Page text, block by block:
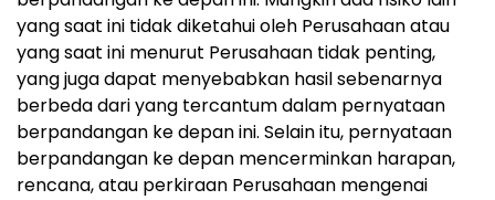
yang saat ini tidak diketahui oleh Perusahaan atau
yang saat ini menurut Perusahaan tidak penting,
yang juga dapat menyebabkan hasil sebenarnya
berbeda dari yang tercantum dalam pernyataan
berpandangan ke depan ini. Selain itu, pernyataan
berpandangan ke depan mencerminkan harapan,
rencana, atau perkiraan Perusahaan mengenai